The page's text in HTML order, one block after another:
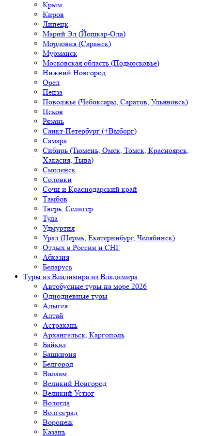
Крым
Киров
Липецк
Марий Эл (Йошкар-Ола)
Мордовия (Саранск)
Мурманск
Московская область (Подмосковье)
Нижний Новгород
Орел
Пенза
Поволжье (Чебоксары, Саратов, Ульяновск)
Псков
Рязань
Санкт-Петербург (+Выборг)
Самара
Сибирь (Тюмень, Омск, Томск, Красноярск,
Хакасия, Тыва)
Смоленск
Соловки
Сочи и Краснодарский край
Тамбов
Тверь, Селигер
Тула
Удмуртия
Урал (Пермь, Екатеринбург, Челябинск)
Отдых в России и СНГ
Абхазия
Беларусь
Туры из Владимира из Владимира
Автобусные туры на море 2026
Однодневные туры
Адыгея
Алтай
Астрахань
Архангельск, Каргополь
Байкал
Башкирия
Белгород
Валаам
Великий Новгород
Великий Устюг
Вологда
Волгоград
Воронеж
Казань